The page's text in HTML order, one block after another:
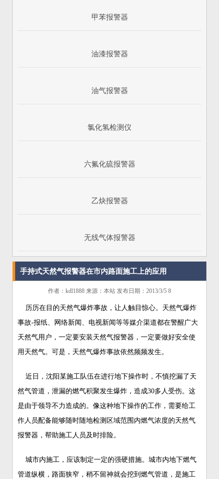
甲苯报警器
油漆报警器
油气报警器
氯化氢检测仪
六氟化硫报警器
乙炔报警器
无线气体报警器
手持式天然气报警器在市内路面施工上的应用
作者：kdl1888 来源：本站 发布日期：2013/3/5 8
历历在目的天然气爆炸事故，让人触目惊心。天然气爆炸
事故-报纸、网络新闻、电视新闻等等媒介渠道都在警醒广大
天然气用户，一定要安装天然气报警器，一定要做好安全使
用天然气。可是，天然气爆炸事故依然频频发生。
近日，沈阳某施工队伍在进行地下操作时，不慎挖漏了天
然气管道，泄漏的燃气积聚发生爆炸，造成30多人受伤。这
是由于领导不力造成的。像这种地下操作的工作，需要给工
作人员配备能够随时随地检测区域范围内燃气浓度的天然气
报警器，帮助施工人员及时排险。
城市内施工，应该制定一定的强硬措施。城市内地下燃气
管道纵横，路面狭窄，稍不留神就会挖到燃气管道，是施工